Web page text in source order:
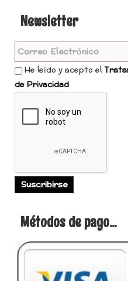
Newsletter
He leído y acepto el
de Privacidad
Métodos de pago...